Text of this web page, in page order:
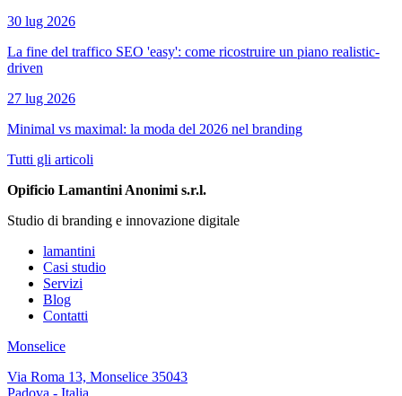
30 lug 2026
La fine del traffico SEO 'easy': come ricostruire un piano realistic-
driven
27 lug 2026
Minimal vs maximal: la moda del 2026 nel branding
Tutti gli articoli
Opificio Lamantini Anonimi s.r.l.
Studio di branding e innovazione digitale
lamantini
Casi studio
Servizi
Blog
Contatti
Monselice
Via Roma 13, Monselice 35043
Padova - Italia